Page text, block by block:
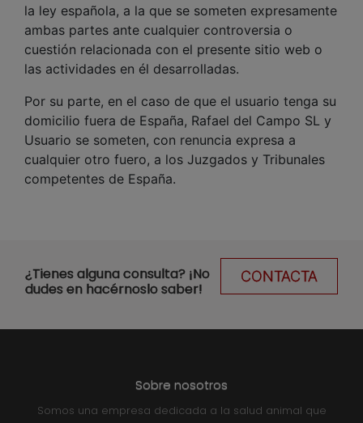
la ley española, a la que se someten expresamente
ambas partes ante cualquier controversia o
cuestión relacionada con el presente sitio web o
las actividades en él desarrolladas.
Por su parte, en el caso de que el usuario tenga su
domicilio fuera de España, Rafael del Campo SL y
Usuario se someten, con renuncia expresa a
cualquier otro fuero, a los Juzgados y Tribunales
competentes de España.
CONTACTA
¿Tienes alguna consulta? ¡No
dudes en hacérnoslo saber!
Sobre nosotros
Somos una empresa dedicada a la salud animal que